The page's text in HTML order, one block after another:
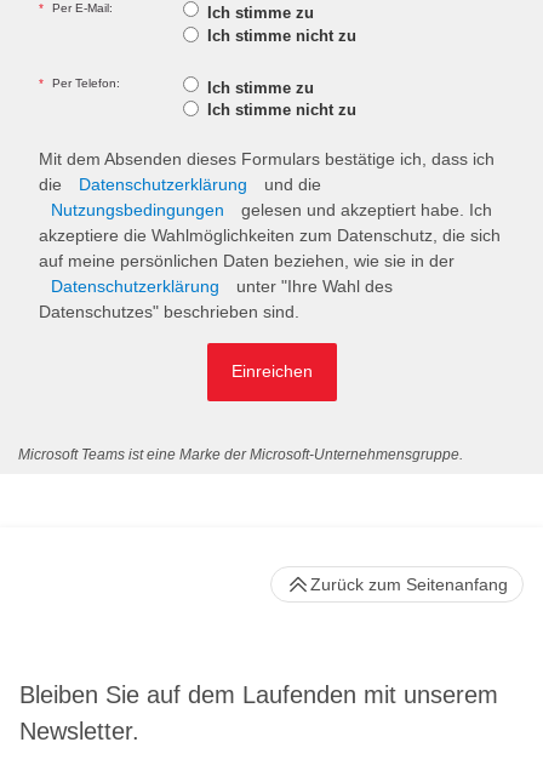
* Per E-Mail:
Ich stimme zu
Ich stimme nicht zu
* Per Telefon:
Ich stimme zu
Ich stimme nicht zu
Mit dem Absenden dieses Formulars bestätige ich, dass ich
die
Datenschutzerklärung
und die
Nutzungsbedingungen
gelesen und akzeptiert habe. Ich
akzeptiere die Wahlmöglichkeiten zum Datenschutz, die sich
auf meine persönlichen Daten beziehen, wie sie in der
Datenschutzerklärung
unter "Ihre Wahl des
Datenschutzes" beschrieben sind.
Einreichen
Microsoft Teams ist eine Marke der Microsoft-Unternehmensgruppe.
Bleiben Sie auf dem Laufenden mit unserem
Newsletter.
Zurück zum Seitenanfang